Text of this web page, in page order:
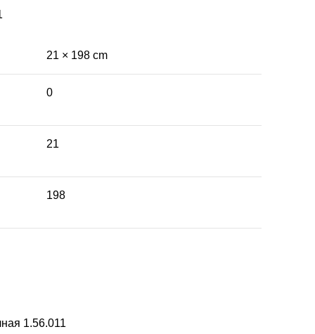
21 × 198 cm
0
21
198
1.56.011